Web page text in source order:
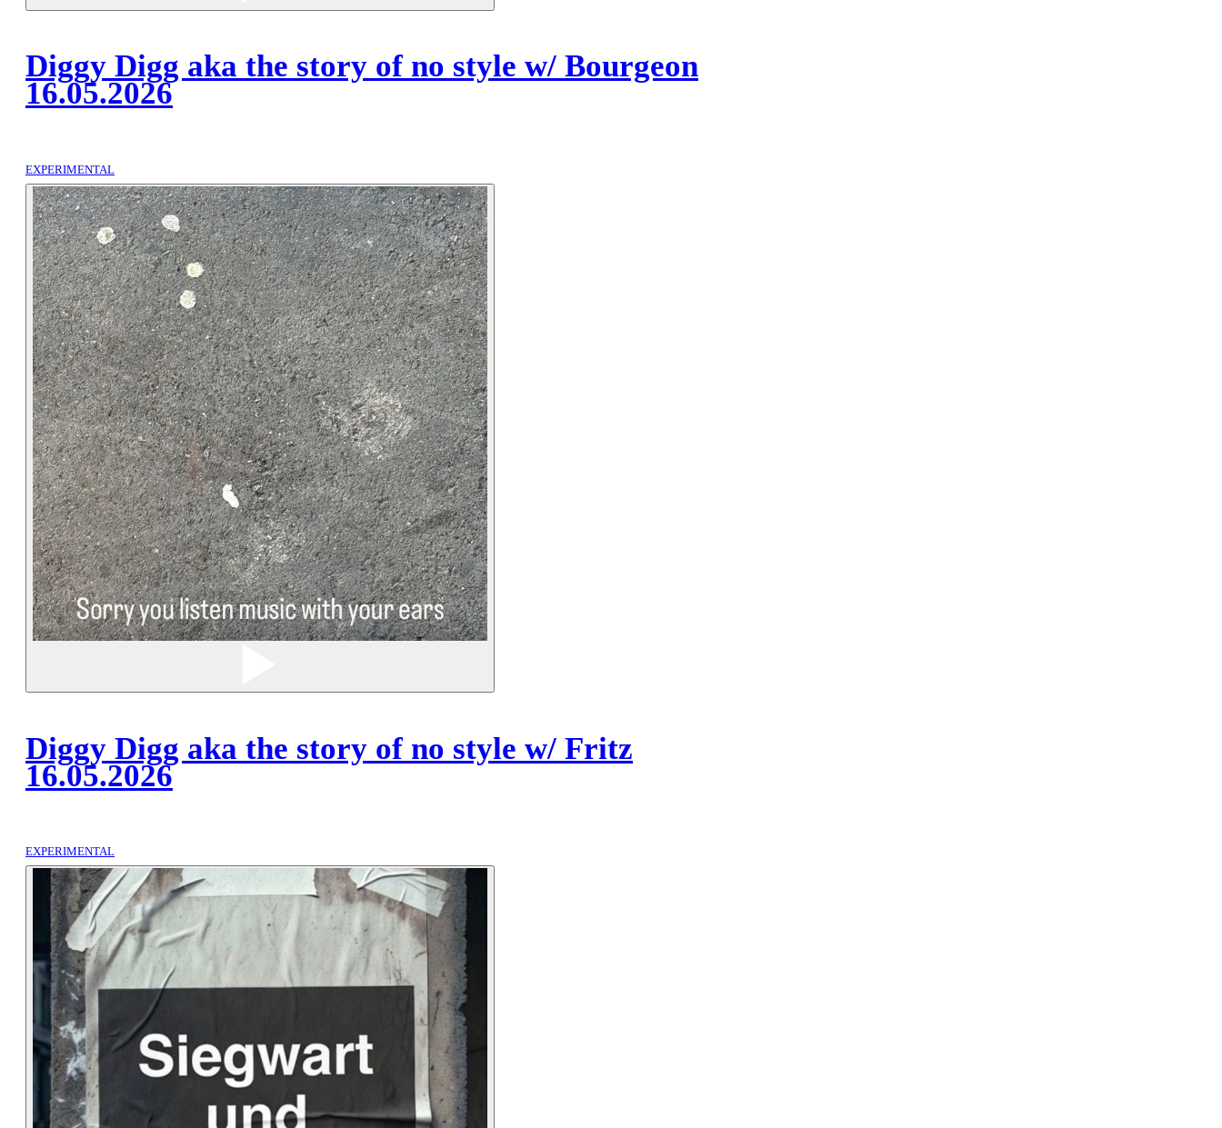
Diggy Digg aka the story of no style w/ Bourgeon
16.05.2026
EXPERIMENTAL
Diggy Digg aka the story of no style w/ Fritz
16.05.2026
EXPERIMENTAL